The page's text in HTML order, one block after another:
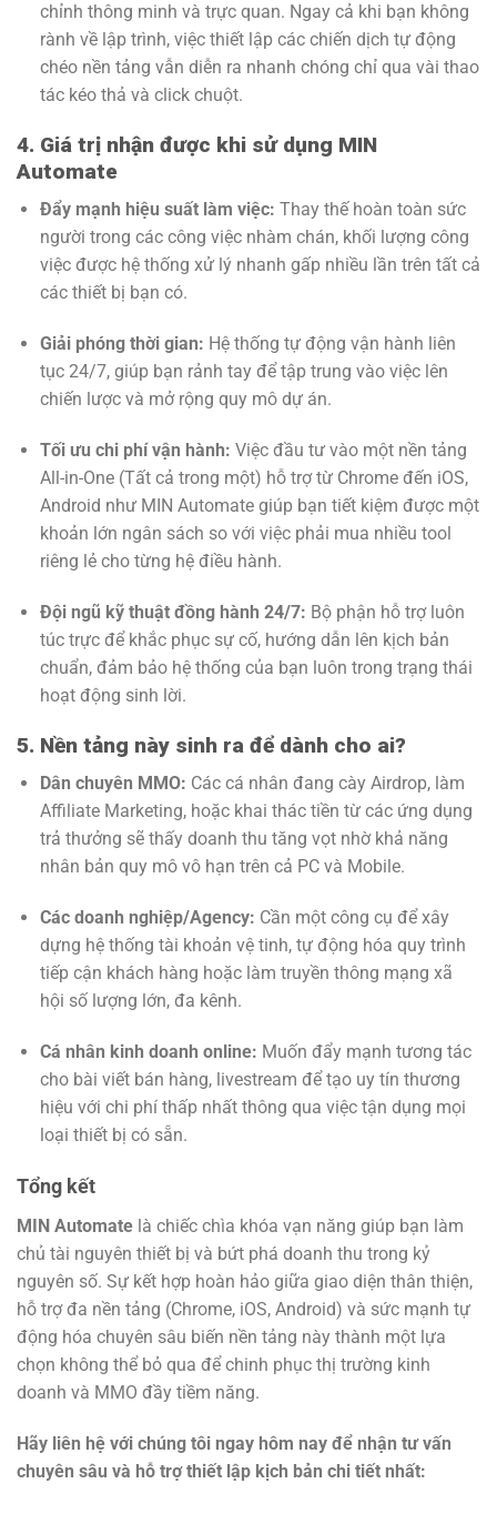
chỉnh thông minh và trực quan. Ngay cả khi bạn không
rành về lập trình, việc thiết lập các chiến dịch tự động
chéo nền tảng vẫn diễn ra nhanh chóng chỉ qua vài thao
tác kéo thả và click chuột.
4. Giá trị nhận được khi sử dụng MIN
Automate
Đẩy mạnh hiệu suất làm việc: Thay thế hoàn toàn sức
người trong các công việc nhàm chán, khối lượng công
việc được hệ thống xử lý nhanh gấp nhiều lần trên tất cả
các thiết bị bạn có.
Giải phóng thời gian: Hệ thống tự động vận hành liên
tục 24/7, giúp bạn rảnh tay để tập trung vào việc lên
chiến lược và mở rộng quy mô dự án.
Tối ưu chi phí vận hành: Việc đầu tư vào một nền tảng
All-in-One (Tất cả trong một) hỗ trợ từ Chrome đến iOS,
Android như MIN Automate giúp bạn tiết kiệm được một
khoản lớn ngân sách so với việc phải mua nhiều tool
riêng lẻ cho từng hệ điều hành.
Đội ngũ kỹ thuật đồng hành 24/7: Bộ phận hỗ trợ luôn
túc trực để khắc phục sự cố, hướng dẫn lên kịch bản
chuẩn, đảm bảo hệ thống của bạn luôn trong trạng thái
hoạt động sinh lời.
5. Nền tảng này sinh ra để dành cho ai?
Dân chuyên MMO: Các cá nhân đang cày Airdrop, làm
Affiliate Marketing, hoặc khai thác tiền từ các ứng dụng
trả thưởng sẽ thấy doanh thu tăng vọt nhờ khả năng
nhân bản quy mô vô hạn trên cả PC và Mobile.
Các doanh nghiệp/Agency: Cần một công cụ để xây
dựng hệ thống tài khoản vệ tinh, tự động hóa quy trình
tiếp cận khách hàng hoặc làm truyền thông mạng xã
hội số lượng lớn, đa kênh.
Cá nhân kinh doanh online: Muốn đẩy mạnh tương tác
cho bài viết bán hàng, livestream để tạo uy tín thương
hiệu với chi phí thấp nhất thông qua việc tận dụng mọi
loại thiết bị có sẵn.
Tổng kết
MIN Automate là chiếc chìa khóa vạn năng giúp bạn làm
chủ tài nguyên thiết bị và bứt phá doanh thu trong kỷ
nguyên số. Sự kết hợp hoàn hảo giữa giao diện thân thiện,
hỗ trợ đa nền tảng (Chrome, iOS, Android) và sức mạnh tự
động hóa chuyên sâu biến nền tảng này thành một lựa
chọn không thể bỏ qua để chinh phục thị trường kinh
doanh và MMO đầy tiềm năng.
Hãy liên hệ với chúng tôi ngay hôm nay để nhận tư vấn
chuyên sâu và hỗ trợ thiết lập kịch bản chi tiết nhất: